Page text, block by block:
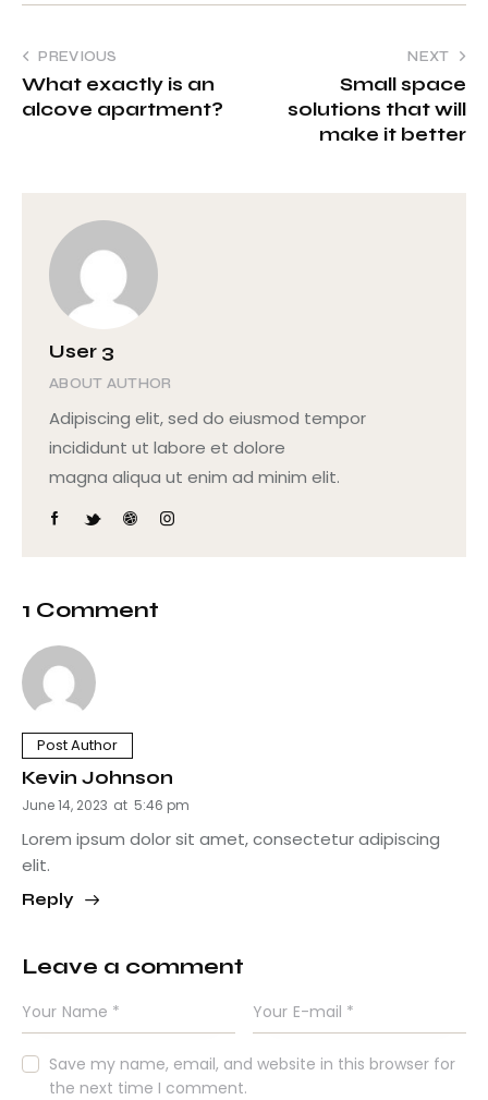
PREVIOUS
What exactly is an
alcove apartment?
NEXT
Small space
solutions that will
make it better
User 3
ABOUT AUTHOR
Adipiscing elit, sed do eiusmod tempor
incididunt ut labore et dolore
magna aliqua ut enim ad minim elit.
1 Comment
Post Author
Kevin Johnson
June 14, 2023 at 5:46 pm
Lorem ipsum dolor sit amet, consectetur adipiscing
elit.
Reply
Leave a comment
Save my name, email, and website in this browser for
the next time I comment.